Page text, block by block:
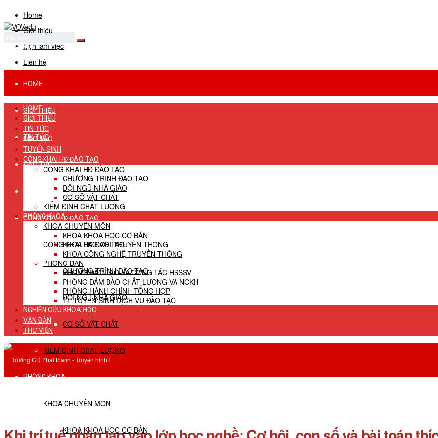
Home
Giới thiệu
Lịch làm việc
Liên hệ
No Result
View All Result
HOME
GIỚI THIỆU
TIN TỨC
ĐÀO TẠO
TUYỂN SINH
CÔNG KHAI HĐ ĐÀO TẠO
CÔNG KHAI HĐ ĐÀO TẠO
CHƯƠNG TRÌNH ĐÀO TẠO
ĐỘI NGŨ NHÀ GIÁO
CƠ SỞ VẬT CHẤT
KIỂM ĐỊNH CHẤT LƯỢNG
PHÒNG KHOA
KHOA CHUYÊN MÔN
KHOA KHOA HỌC CƠ BẢN
HOME
GIỚI THIỆU
TIN TỨC
ĐÀO TẠO
TUYỂN SINH
CÔNG KHAI HĐ ĐÀO TẠO
CÔNG KHAI HĐ ĐÀO TẠO
CHƯƠNG TRÌNH ĐÀO TẠO
ĐỘI NGŨ NHÀ GIÁO
CƠ SỞ VẬT CHẤT
KIỂM ĐỊNH CHẤT LƯỢNG
PHÒNG KHOA
KHOA CHUYÊN MÔN
KHOA KHOA HỌC CƠ BẢN
KHOA BÁO CHÍ TRUYỀN THÔNG
KHOA CÔNG NGHỆ TRUYỀN THÔNG
PHÒNG BAN
PHÒNG ĐÀO TẠO VÀ CÔNG TÁC HSSSV
PHÒNG ĐẢM BẢO CHẤT LƯỢNG VÀ NCKH
PHÒNG HÀNH CHÍNH TỔNG HỢP
TT TUYỂN SINH DỊCH VỤ ĐÀO TẠO
NGHIÊN CỨU KHOA HỌC
VĂN BẢN
THƯ VIỆN